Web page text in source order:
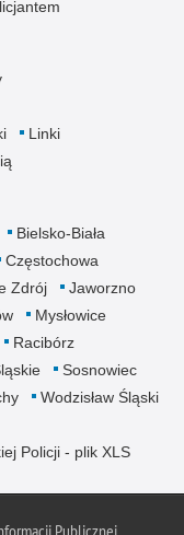
Linki
Bielsko-Biała
Częstochowa
Zdrój
Jaworzno
Mysłowice
Racibórz
Sosnowiec
Wodzisław Śląski
Policji - plik XLS